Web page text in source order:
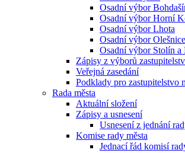
Osadní výbor
Osadní výbor Horní
Osadní výbor Lhota
Osadní výbor Olešnice
Osadní výbor Stolín a
Zápisy z výborů
Veřejná zasedání
Podklady pro zastupitelstvo
Rada města
Aktuální složení
Zápisy a usnesení
Usnesení z jednání
Komise rady města
Jednací řád komisí